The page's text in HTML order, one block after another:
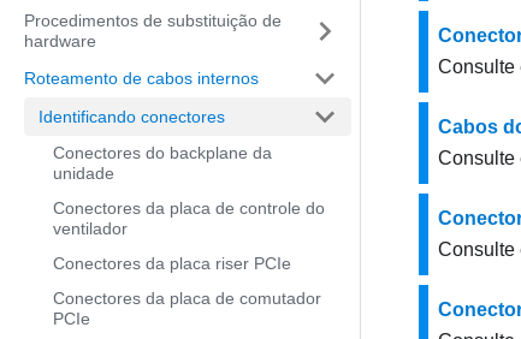
Procedimentos de substituição de
hardware
Roteamento de cabos internos
Identificando conectores
Conectores do backplane da
unidade
Conectores da placa de controle do
ventilador
Conectores da placa riser PCIe
Conectores da placa de comutador
PCIe
Consulte
Cabos
Consulte
Consulte